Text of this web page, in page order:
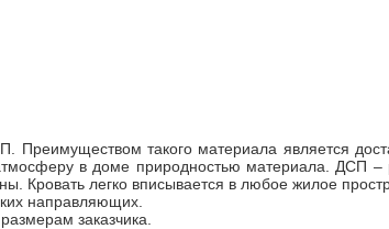
Преимуществом такого материала является
в доме природностью материала. ДСП –
Кровать легко вписывается в любое жилое
направляющих.
заказчика.